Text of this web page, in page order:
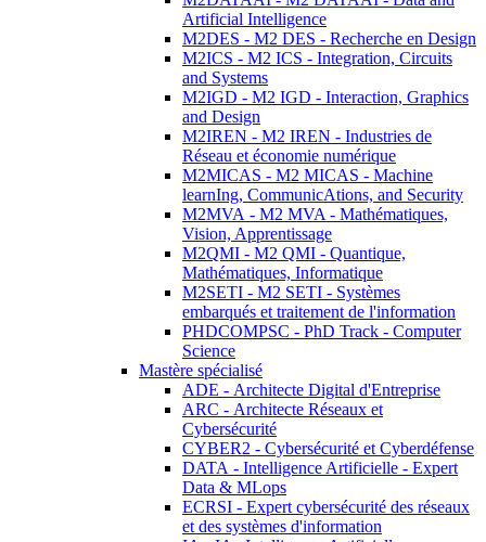
Artificial Intelligence
M2DES - M2 DES - Recherche en Design
M2ICS - M2 ICS - Integration, Circuits
and Systems
M2IGD - M2 IGD - Interaction, Graphics
and Design
M2IREN - M2 IREN - Industries de
Réseau et économie numérique
M2MICAS - M2 MICAS - Machine
learnIng, CommunicAtions, and Security
M2MVA - M2 MVA - Mathématiques,
Vision, Apprentissage
M2QMI - M2 QMI - Quantique,
Mathématiques, Informatique
M2SETI - M2 SETI - Systèmes
embarqués et traitement de l'information
PHDCOMPSC - PhD Track - Computer
Science
Mastère spécialisé
ADE - Architecte Digital d'Entreprise
ARC - Architecte Réseaux et
Cybersécurité
CYBER2 - Cybersécurité et Cyberdéfense
DATA - Intelligence Artificielle - Expert
Data & MLops
ECRSI - Expert cybersécurité des réseaux
et des systèmes d'information